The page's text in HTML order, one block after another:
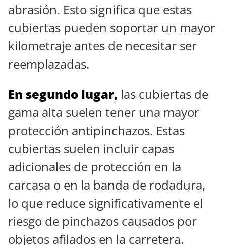
abrasión. Esto significa que estas
cubiertas pueden soportar un mayor
kilometraje antes de necesitar ser
reemplazadas.
En segundo lugar, las cubiertas de
gama alta suelen tener una mayor
protección antipinchazos. Estas
cubiertas suelen incluir capas
adicionales de protección en la
carcasa o en la banda de rodadura,
lo que reduce significativamente el
riesgo de pinchazos causados por
objetos afilados en la carretera.